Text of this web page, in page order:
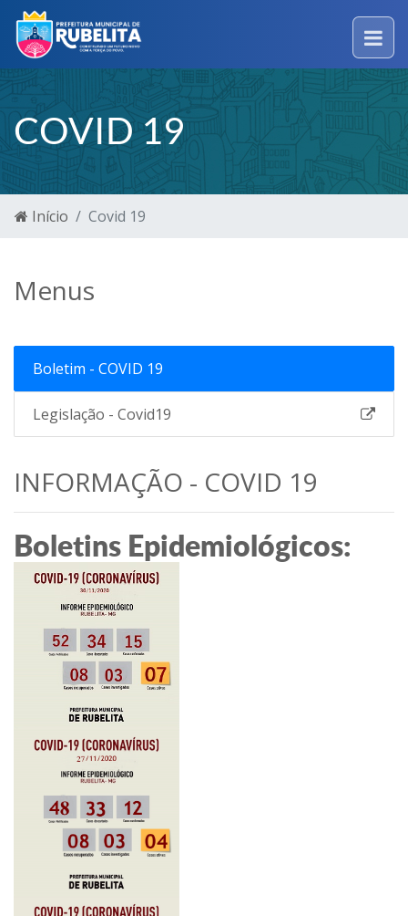
COVID 19
Início Covid 19
Menus
Boletim - COVID 19
Legislação - Covid19
INFORMAÇÃO - COVID 19
Boletins Epidemiológicos: